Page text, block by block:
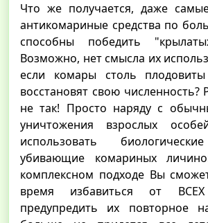
Что же получается, даже
антикомариные средства по
способны победить
Возможно, нет смысла их
если комары столь
восстановят свою численность?
не так! Просто наряду с
уничтожения взрослых
использовать
убивающие комариных
комплексном подходе Вы
время избавиться от
предупредить их повторное